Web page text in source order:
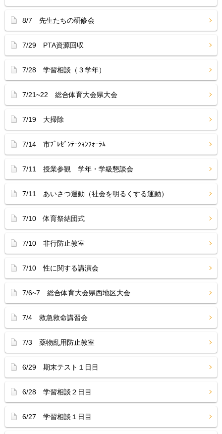
8/7 先生たちの研修会
7/29 PTA資源回収
7/28 学習相談（３学年）
7/21~22 総合体育大会県大会
7/19 大掃除
7/14 市ﾌﾟﾚｾﾞﾝﾃｰｼｮﾝﾌｫｰﾗﾑ
7/11 授業参観 学年・学級懇談会
7/11 あいさつ運動（社会を明るくする運動）
7/10 体育祭結団式
7/10 非行防止教室
7/10 性に関する講演会
7/6~7 総合体育大会県西地区大会
7/4 救急救命講習会
7/3 薬物乱用防止教室
6/29 期末テスト１日目
6/28 学習相談２日目
6/27 学習相談１日目